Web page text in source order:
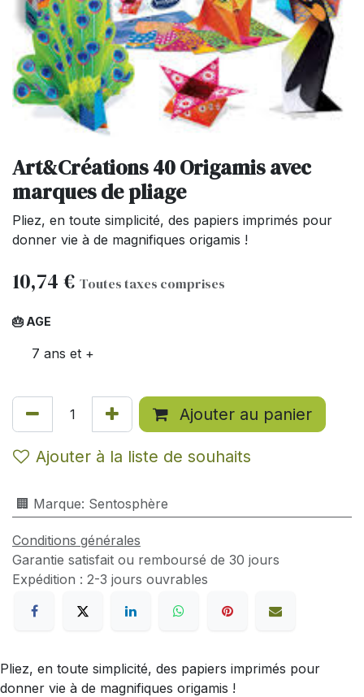
Art&Créations 40 Origamis avec
marques de pliage
Pliez, en toute simplicité, des papiers imprimés pour
donner vie à de magnifiques origamis !
10,74 € Toutes taxes comprises
🎂 AGE
7 ans et +
Ajouter au panier
Ajouter à la liste de souhaits
🏢 Marque: Sentosphère
Conditions générales
Garantie satisfait ou remboursé de 30 jours
Expédition : 2-3 jours ouvrables
Pliez, en toute simplicité, des papiers imprimés pour
donner vie à de magnifiques origamis !